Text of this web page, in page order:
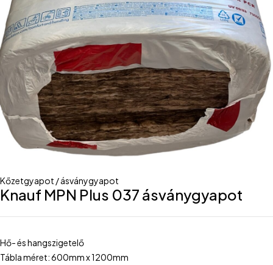
Kőzetgyapot / ásványgyapot
Knauf MPN Plus 037 ásványgyapot
Hő- és hangszigetelő
Tábla méret: 600mm x 1200mm